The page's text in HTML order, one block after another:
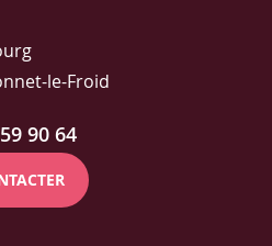
le-Froid
90 64